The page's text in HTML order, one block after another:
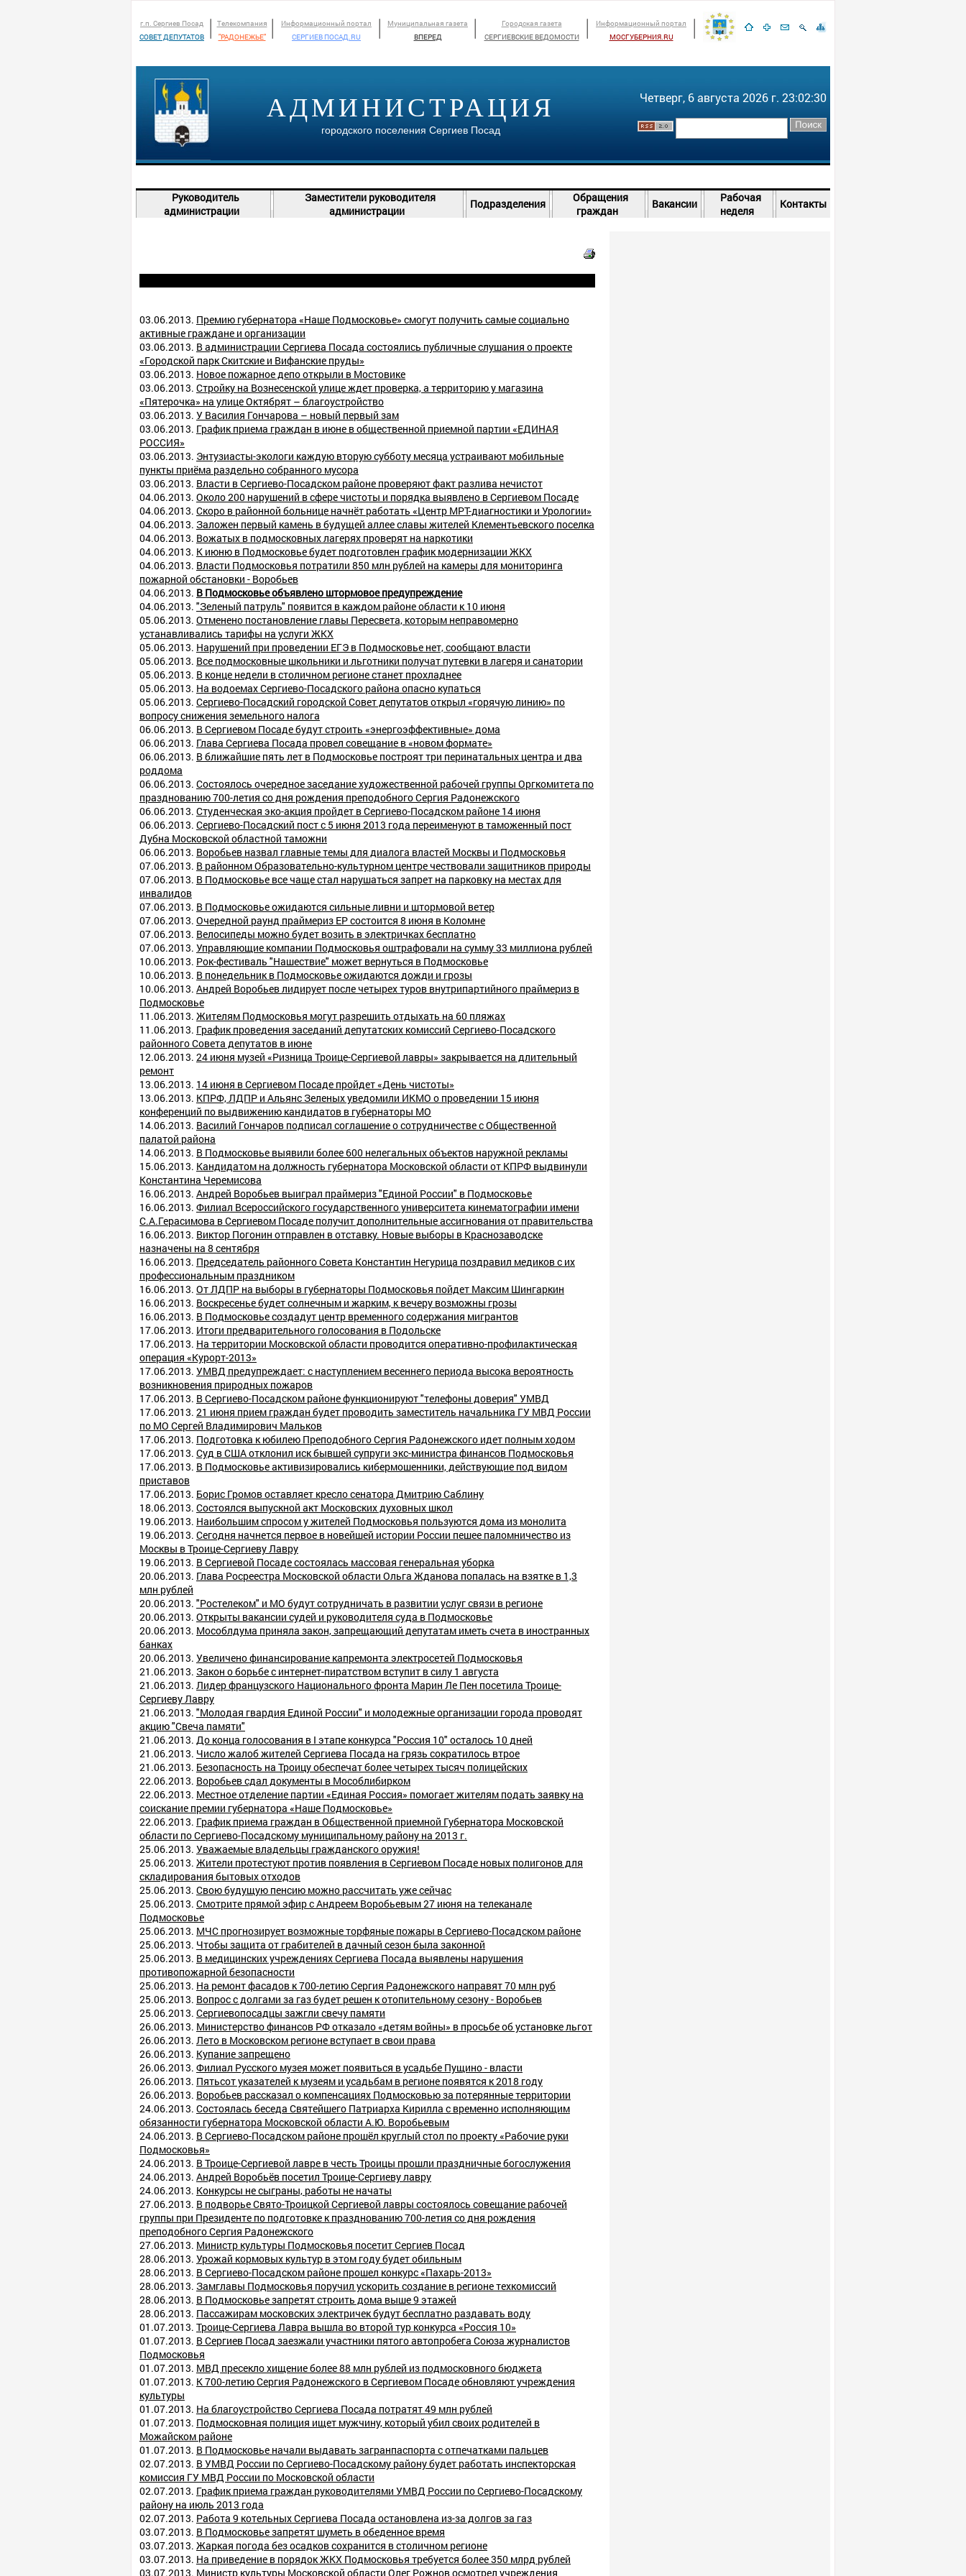
г.п. Сергиев Посад
СОВЕТ ДЕПУТАТОВ
Телекомпания
"РАДОНЕЖЬЕ"
Информационный портал
СЕРГИЕВ ПОСАД.RU
Муниципальная газета
ВПЕРЕД
Городская газета
СЕРГИЕВСКИЕ ВЕДОМОСТИ
Информационный портал
МОСГУБЕРНИЯ.RU
АДМИНИСТРАЦИЯ
городского поселения Сергиев Посад
Четверг, 6 августа 2026 г. 23:02:31
Руководитель
администрации
Заместители руководителя
администрации
Подразделения
Обращения
граждан
Вакансии
Рабочая
неделя
Контакты
03.06.2013. Премию губернатора «Наше Подмосковье» смогут получить самые социально
активные граждане и организации
03.06.2013. В администрации Сергиева Посада состоялись публичные слушания о проекте
«Городской парк Скитские и Вифанские пруды»
03.06.2013. Новое пожарное депо открыли в Мостовике
03.06.2013. Стройку на Вознесенской улице ждет проверка, а территорию у магазина
«Пятерочка» на улице Октябрят – благоустройство
03.06.2013. У Василия Гончарова – новый первый зам
03.06.2013. График приема граждан в июне в общественной приемной партии «ЕДИНАЯ
РОССИЯ»
03.06.2013. Энтузиасты-экологи каждую вторую субботу месяца устраивают мобильные
пункты приёма раздельно собранного мусора
03.06.2013. Власти в Сергиево-Посадском районе проверяют факт разлива нечистот
04.06.2013. Около 200 нарушений в сфере чистоты и порядка выявлено в Сергиевом Посаде
04.06.2013. Скоро в районной больнице начнёт работать «Центр МРТ-диагностики и Урологии»
04.06.2013. Заложен первый камень в будущей аллее славы жителей Клементьевского поселка
04.06.2013. Вожатых в подмосковных лагерях проверят на наркотики
04.06.2013. К июню в Подмосковье будет подготовлен график модернизации ЖКХ
04.06.2013. Власти Подмосковья потратили 850 млн рублей на камеры для мониторинга
пожарной обстановки - Воробьев
04.06.2013. В Подмосковье объявлено штормовое предупреждение
04.06.2013. "Зеленый патруль" появится в каждом районе области к 10 июня
05.06.2013. Отменено постановление главы Пересвета, которым неправомерно
устанавливались тарифы на услуги ЖКХ
05.06.2013. Нарушений при проведении ЕГЭ в Подмосковье нет, сообщают власти
05.06.2013. Все подмосковные школьники и льготники получат путевки в лагеря и санатории
05.06.2013. В конце недели в столичном регионе станет прохладнее
05.06.2013. На водоемах Сергиево-Посадского района опасно купаться
05.06.2013. Сергиево-Посадский городской Совет депутатов открыл «горячую линию» по
вопросу снижения земельного налога
06.06.2013. В Сергиевом Посаде будут строить «энергоэффективные» дома
06.06.2013. Глава Сергиева Посада провел совещание в «новом формате»
06.06.2013. В ближайшие пять лет в Подмосковье построят три перинатальных центра и два
роддома
06.06.2013. Состоялось очередное заседание художественной рабочей группы Оргкомитета по
празднованию 700-летия со дня рождения преподобного Сергия Радонежского
06.06.2013. Студенческая эко-акция пройдет в Сергиево-Посадском районе 14 июня
06.06.2013. Сергиево-Посадский пост с 5 июня 2013 года переименуют в таможенный пост
Дубна Московской областной таможни
06.06.2013. Воробьев назвал главные темы для диалога властей Москвы и Подмосковья
07.06.2013. В районном Образовательно-культурном центре чествовали защитников природы
07.06.2013. В Подмосковье все чаще стал нарушаться запрет на парковку на местах для
инвалидов
07.06.2013. В Подмосковье ожидаются сильные ливни и штормовой ветер
07.06.2013. Очередной раунд праймериз ЕР состоится 8 июня в Коломне
07.06.2013. Велосипеды можно будет возить в электричках бесплатно
07.06.2013. Управляющие компании Подмосковья оштрафовали на сумму 33 миллиона рублей
10.06.2013. Рок-фестиваль "Нашествие" может вернуться в Подмосковье
10.06.2013. В понедельник в Подмосковье ожидаются дожди и грозы
10.06.2013. Андрей Воробьев лидирует после четырех туров внутрипартийного праймериз в
Подмосковье
11.06.2013. Жителям Подмосковья могут разрешить отдыхать на 60 пляжах
11.06.2013. График проведения заседаний депутатских комиссий Сергиево-Посадского
районного Совета депутатов в июне
12.06.2013. 24 июня музей «Ризница Троице-Сергиевой лавры» закрывается на длительный
ремонт
13.06.2013. 14 июня в Сергиевом Посаде пройдет «День чистоты»
13.06.2013. КПРФ, ЛДПР и Альянс Зеленых уведомили ИКМО о проведении 15 июня
конференций по выдвижению кандидатов в губернаторы МО
14.06.2013. Василий Гончаров подписал соглашение о сотрудничестве с Общественной
палатой района
14.06.2013. В Подмосковье выявили более 600 нелегальных объектов наружной рекламы
15.06.2013. Кандидатом на должность губернатора Московской области от КПРФ выдвинули
Константина Черемисова
16.06.2013. Андрей Воробьев выиграл праймериз "Единой России" в Подмосковье
16.06.2013. Филиал Всероссийского государственного университета кинематографии имени
С.А.Герасимова в Сергиевом Посаде получит дополнительные ассигнования от правительства
16.06.2013. Виктор Погонин отправлен в отставку. Новые выборы в Краснозаводске
назначены на 8 сентября
16.06.2013. Председатель районного Совета Константин Негурица поздравил медиков с их
профессиональным праздником
16.06.2013. От ЛДПР на выборы в губернаторы Подмосковья пойдет Максим Шингаркин
16.06.2013. Воскресенье будет солнечным и жарким, к вечеру возможны грозы
16.06.2013. В Подмосковье создадут центр временного содержания мигрантов
17.06.2013. Итоги предварительного голосования в Подольске
17.06.2013. На территории Московской области проводится оперативно-профилактическая
операция «Курорт-2013»
17.06.2013. УМВД предупреждает: с наступлением весеннего периода высока вероятность
возникновения природных пожаров
17.06.2013. В Сергиево-Посадском районе функционируют "телефоны доверия" УМВД
17.06.2013. 21 июня прием граждан будет проводить заместитель начальника ГУ МВД России
по МО Сергей Владимирович Мальков
17.06.2013. Подготовка к юбилею Преподобного Сергия Радонежского идет полным ходом
17.06.2013. Суд в США отклонил иск бывшей супруги экс-министра финансов Подмосковья
17.06.2013. В Подмосковье активизировались кибермошенники, действующие под видом
приставов
17.06.2013. Борис Громов оставляет кресло сенатора Дмитрию Саблину
18.06.2013. Состоялся выпускной акт Московских духовных школ
19.06.2013. Наибольшим спросом у жителей Подмосковья пользуются дома из монолита
19.06.2013. Сегодня начнется первое в новейшей истории России пешее паломничество из
Москвы в Троице-Сергиеву Лавру
19.06.2013. В Сергиевой Посаде состоялась массовая генеральная уборка
20.06.2013. Глава Росреестра Московской области Ольга Жданова попалась на взятке в 1,3
млн рублей
20.06.2013. "Ростелеком" и МО будут сотрудничать в развитии услуг связи в регионе
20.06.2013. Открыты вакансии судей и руководителя суда в Подмосковье
20.06.2013. Мособлдума приняла закон, запрещающий депутатам иметь счета в иностранных
банках
20.06.2013. Увеличено финансирование капремонта электросетей Подмосковья
21.06.2013. Закон о борьбе с интернет-пиратством вступит в силу 1 августа
21.06.2013. Лидер французского Национального фронта Марин Ле Пен посетила Троице-
Сергиеву Лавру
21.06.2013. "Молодая гвардия Единой России" и молодежные организации города проводят
акцию "Свеча памяти"
21.06.2013. До конца голосования в I этапе конкурса "Россия 10" осталось 10 дней
21.06.2013. Число жалоб жителей Сергиева Посада на грязь сократилось втрое
21.06.2013. Безопасность на Троицу обеспечат более четырех тысяч полицейских
22.06.2013. Воробьев сдал документы в Мособлибирком
22.06.2013. Местное отделение партии «Единая Россия» помогает жителям подать заявку на
соискание премии губернатора «Наше Подмосковье»
22.06.2013. График приема граждан в Общественной приемной Губернатора Московской
области по Сергиево-Посадскому муниципальному району на 2013 г.
25.06.2013. Уважаемые владельцы гражданского оружия!
25.06.2013. Жители протестуют против появления в Сергиевом Посаде новых полигонов для
складирования бытовых отходов
25.06.2013. Свою будущую пенсию можно рассчитать уже сейчас
25.06.2013. Смотрите прямой эфир с Андреем Воробьевым 27 июня на телеканале
Подмосковье
25.06.2013. МЧС прогнозирует возможные торфяные пожары в Сергиево-Посадском районе
25.06.2013. Чтобы защита от грабителей в дачный сезон была законной
25.06.2013. В медицинских учреждениях Сергиева Посада выявлены нарушения
противопожарной безопасности
25.06.2013. На ремонт фасадов к 700-летию Сергия Радонежского направят 70 млн руб
25.06.2013. Вопрос с долгами за газ будет решен к отопительному сезону - Воробьев
25.06.2013. Сергиевопосадцы зажгли свечу памяти
26.06.2013. Министерство финансов РФ отказало «детям войны» в просьбе об установке льгот
26.06.2013. Лето в Московском регионе вступает в свои права
26.06.2013. Купание запрещено
26.06.2013. Филиал Русского музея может появиться в усадьбе Пущино - власти
26.06.2013. Пятьсот указателей к музеям и усадьбам в регионе появятся к 2018 году
26.06.2013. Воробьев рассказал о компенсациях Подмосковью за потерянные территории
24.06.2013. Состоялась беседа Святейшего Патриарха Кирилла с временно исполняющим
обязанности губернатора Московской области А.Ю. Воробьевым
24.06.2013. В Сергиево-Посадском районе прошёл круглый стол по проекту «Рабочие руки
Подмосковья»
24.06.2013. В Троице-Сергиевой лавре в честь Троицы прошли праздничные богослужения
24.06.2013. Андрей Воробьёв посетил Троице-Сергиеву лавру
24.06.2013. Конкурсы не сыграны, работы не начаты
27.06.2013. В подворье Свято-Троицкой Сергиевой лавры состоялось совещание рабочей
группы при Президенте по подготовке к празднованию 700-летия со дня рождения
преподобного Сергия Радонежского
27.06.2013. Министр культуры Подмосковья посетит Сергиев Посад
28.06.2013. Урожай кормовых культур в этом году будет обильным
28.06.2013. В Сергиево-Посадском районе прошел конкурс «Пахарь-2013»
28.06.2013. Замглавы Подмосковья поручил ускорить создание в регионе техкомиссий
28.06.2013. В Подмосковье запретят строить дома выше 9 этажей
28.06.2013. Пассажирам московских электричек будут бесплатно раздавать воду
01.07.2013. Троице-Сергиева Лавра вышла во второй тур конкурса «Россия 10»
01.07.2013. В Сергиев Посад заезжали участники пятого автопробега Союза журналистов
Подмосковья
01.07.2013. МВД пресекло хищение более 88 млн рублей из подмосковного бюджета
01.07.2013. К 700-летию Сергия Радонежского в Сергиевом Посаде обновляют учреждения
культуры
01.07.2013. На благоустройство Сергиева Посада потратят 49 млн рублей
01.07.2013. Подмосковная полиция ищет мужчину, который убил своих родителей в
Можайском районе
01.07.2013. В Подмосковье начали выдавать загранпаспорта с отпечатками пальцев
02.07.2013. В УМВД России по Сергиево-Посадскому району будет работать инспекторская
комиссия ГУ МВД России по Московской области
02.07.2013. График приема граждан руководителями УМВД России по Сергиево-Посадскому
району на июль 2013 года
02.07.2013. Работа 9 котельных Сергиева Посада остановлена из-за долгов за газ
03.07.2013. В Подмосковье запретят шуметь в обеденное время
03.07.2013. Жаркая погода без осадков сохранится в столичном регионе
03.07.2013. На приведение в порядок ЖКХ Подмосковья требуется более 350 млрд рублей
03.07.2013. Министр культуры Московской области Олег Рожнов осмотрел учреждения